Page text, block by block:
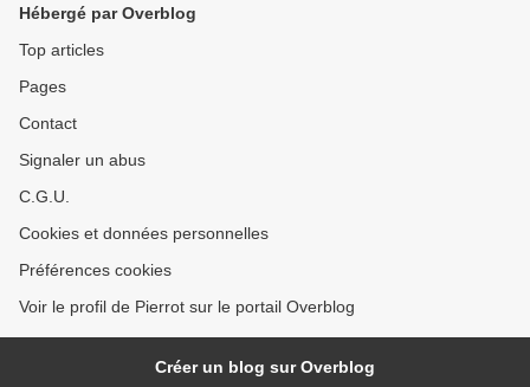
Hébergé par Overblog
Top articles
Pages
Contact
Signaler un abus
C.G.U.
Cookies et données personnelles
Préférences cookies
Voir le profil de Pierrot sur le portail Overblog
Créer un blog sur Overblog